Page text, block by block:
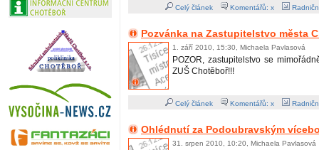
Celý článek Komentářů: x
Pozvánka na Zastupitelstvo města
1. září 2010, 15:30, Michaela Pavlasová
POZOR, zastupitelstvo se
ZUŠ Chotěboř!!!
Celý článek Komentářů: x
Ohlédnutí za Podoubravským
31. srpen 2010, 10:20, Michaela Pavlasová